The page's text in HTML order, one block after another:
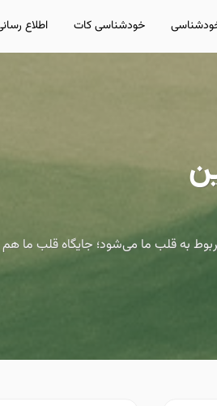
خودشناسی کات اطلاع
به قلب ما می‌شود؛ جایگاه قلب